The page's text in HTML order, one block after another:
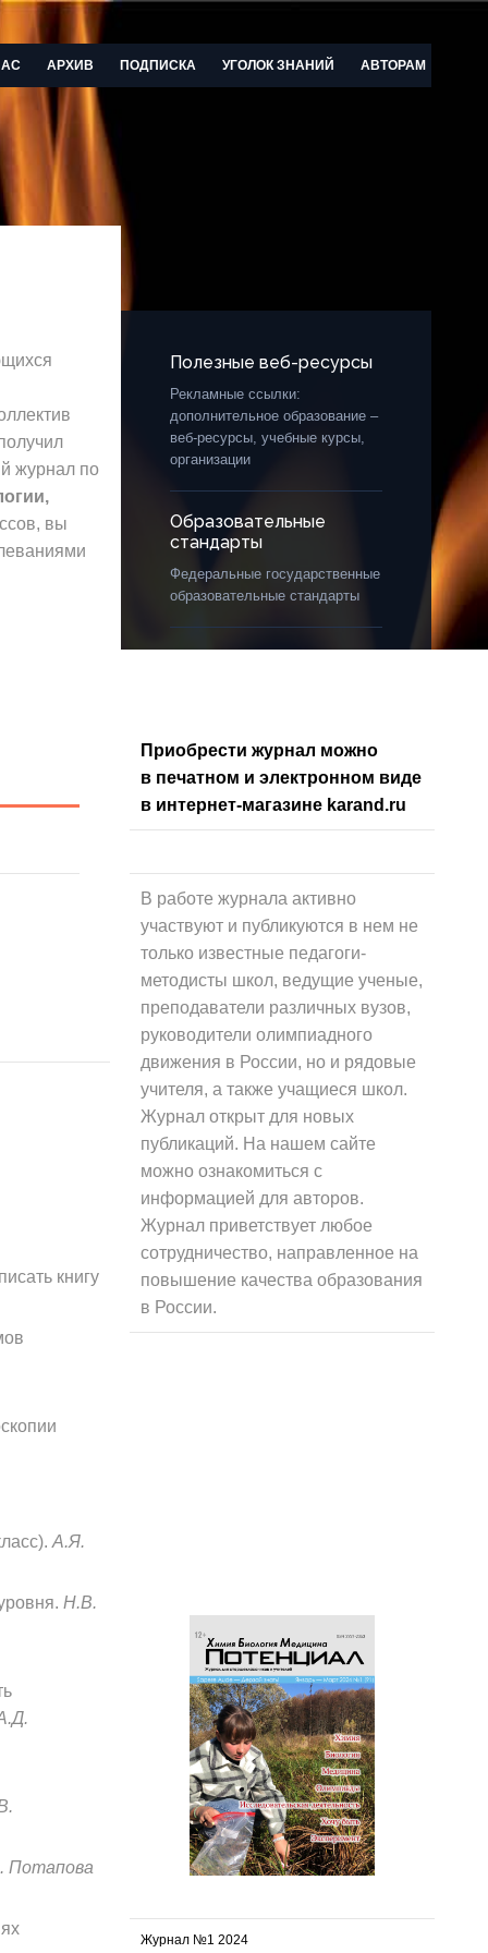
АРХИВ ПОДПИСКА УГОЛОК ЗНАНИЙ АВТОРАМ
журнал по
вы
Полезные веб-ресурсы
Рекламные ссылки:
дополнительное образование –
веб-ресурсы, учебные курсы,
организации
Образовательные
стандарты
Федеральные государственные
образовательные стандарты
книгу
А.Я.
Н.В.
Потапова
Приобрести журнал можно
в печатном и электронном виде
в интернет-магазине karand.ru
В работе журнала активно
участвуют и публикуются в нем не
только известные педагоги-
методисты школ, ведущие ученые,
преподаватели различных вузов,
руководители олимпиадного
движения в России, но и рядовые
учителя, а также учащиеся школ.
Журнал открыт для новых
публикаций. На нашем сайте
можно ознакомиться с
информацией для авторов.
Журнал приветствует любое
сотрудничество, направленное на
повышение качества образования
в России.
Журнал №1 2024